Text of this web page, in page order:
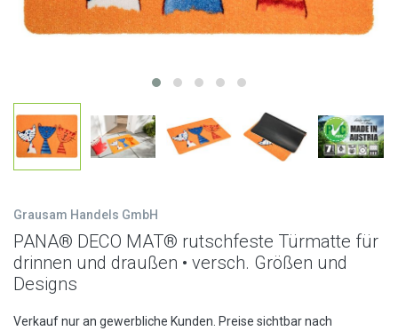
Grausam Handels GmbH
PANA® DECO MAT® rutschfeste Türmatte für
drinnen und draußen • versch. Größen und
Designs
Verkauf nur an gewerbliche Kunden. Preise sichtbar nach